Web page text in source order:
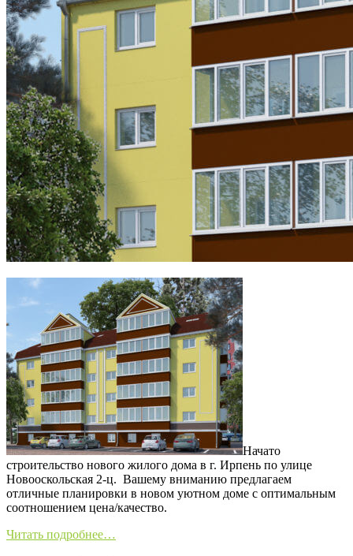
Начато
строительство нового жилого дома в г. Ирпень по улице
Новооскольская 2-ц. Вашему вниманию предлагаем
отличные планировки в новом уютном доме с оптимальным
соотношением цена/качество.
Читать подробнее…